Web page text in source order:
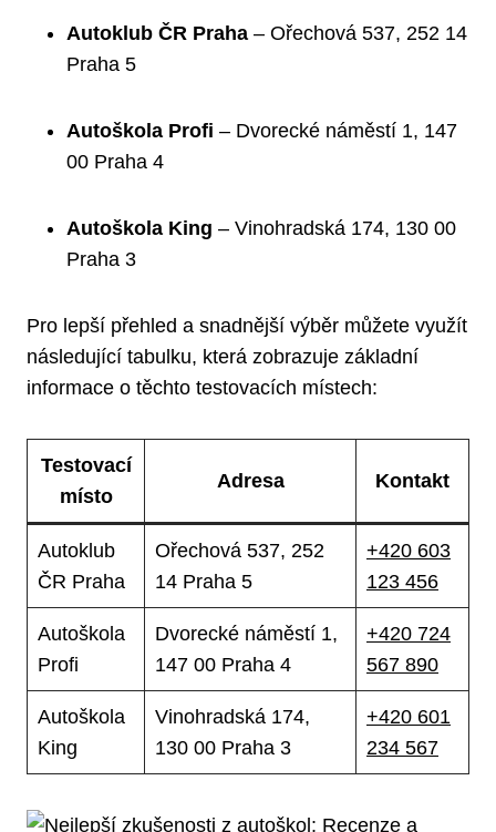
Autoklub ČR Praha – Ořechová 537, 252 14
Praha 5
Autoškola Profi – Dvorecké náměstí 1, 147
00 Praha 4
Autoškola King – Vinohradská 174, 130 00
Praha 3
Pro lepší přehled a snadnější výběr můžete využít
následující tabulku, která zobrazuje základní
informace o těchto testovacích místech:
Testovací
místo
Adresa Kontakt
Autoklub
ČR Praha
Ořechová 537, 252
14 Praha 5
+420 603
123 456
Autoškola
Profi
Dvorecké náměstí 1,
147 00 Praha 4
+420 724
567 890
Autoškola
King
Vinohradská 174,
130 00 Praha 3
+420 601
234 567